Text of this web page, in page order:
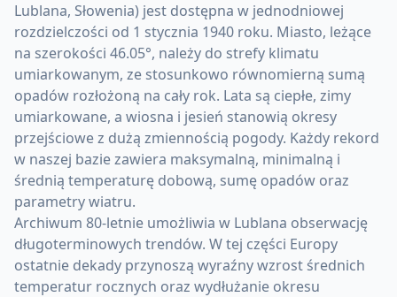
Lublana, Słowenia) jest dostępna w jednodniowej
rozdzielczości od 1 stycznia 1940 roku. Miasto, leżące
na szerokości 46.05°, należy do strefy klimatu
umiarkowanym, ze stosunkowo równomierną sumą
opadów rozłożoną na cały rok. Lata są ciepłe, zimy
umiarkowane, a wiosna i jesień stanowią okresy
przejściowe z dużą zmiennością pogody. Każdy rekord
w naszej bazie zawiera maksymalną, minimalną i
średnią temperaturę dobową, sumę opadów oraz
parametry wiatru.
Archiwum 80-letnie umożliwia w Lublana obserwację
długoterminowych trendów. W tej części Europy
ostatnie dekady przynoszą wyraźny wzrost średnich
temperatur rocznych oraz wydłużanie okresu